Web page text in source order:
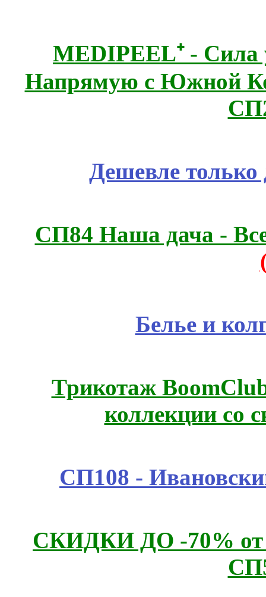
MEDIPEEL⁺ - Сила
Напрямую с Южной
Дешевле
СП84 Наша дача -
Белье и
Трикотаж
коллекции со
СП108 -
СКИДКИ ДО -70%